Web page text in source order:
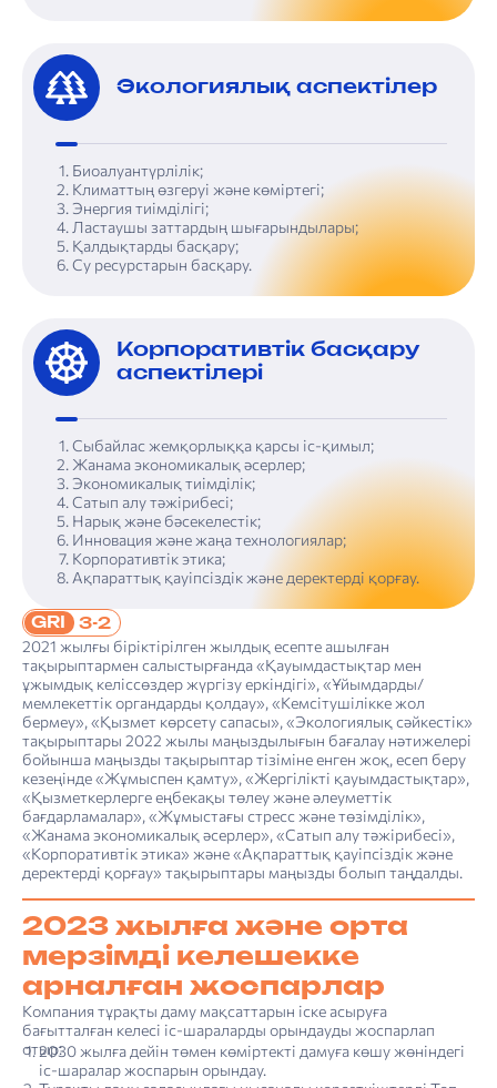
Экологиялық аспектілер
Биоалуантүрлілік;
Климаттың өзгеруі және көміртегі;
Энергия тиімділігі;
Ластаушы заттардың шығарындылары;
Қалдықтарды басқару;
Су ресурстарын басқару.
Корпоративтік басқару
аспектілерi
Сыбайлас жемқорлыққа қарсы іс-қимыл;
Жанама экономикалық әсерлер;
Экономикалық тиімділік;
Сатып алу тәжірибесі;
Нарық және бәсекелестік;
Инновация және жаңа технологиялар;
Корпоративтік этика;
Ақпараттық қауіпсіздік және деректерді қорғау.
GRI 3-2
2021 жылғы біріктірілген жылдық есепте ашылған
тақырыптармен салыстырғанда «Қауымдастықтар мен
ұжымдық келіссөздер жүргізу еркіндігі», «Ұйымдарды/
мемлекеттік органдарды қолдау», «Кемсітушілікке жол
бермеу», «Қызмет көрсету сапасы», «Экологиялық сәйкестік»
тақырыптары 2022 жылы маңыздылығын бағалау нәтижелері
бойынша маңызды тақырыптар тізіміне енген жоқ, есеп беру
кезеңінде «Жұмыспен қамту», «Жергілікті қауымдастықтар»,
«Қызметкерлерге еңбекақы төлеу және әлеуметтік
бағдарламалар», «Жұмыстағы стресс және төзімділік»,
«Жанама экономикалық әсерлер», «Сатып алу тәжірибесі»,
«Корпоративтік этика» және «Ақпараттық қауіпсіздік және
деректерді қорғау» тақырыптары маңызды болып таңдалды.
2023 жылға және орта
мерзімді келешекке
арналған жоспарлар
Компания тұрақты даму мақсаттарын іске асыруға
бағытталған келесі іс-шараларды орындауды жоспарлап
отыр:
2030 жылға дейін төмен көміртекті дамуға көшу жөніндегі
іс-шаралар жоспарын орындау.